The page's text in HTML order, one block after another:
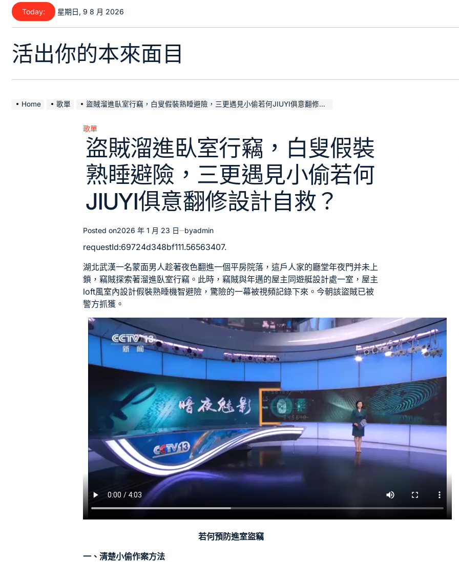
Skip
content
Today: 星期日, 9 8 月 2026
活出你的本來面目
Home 歌單 盜賊溜進臥室行竊，白叟假裝熟睡避險，三更遇見小偷若何JIUYI俱意翻修設計自救？
Posted
in
歌單
盜賊溜進臥室行竊，白叟假裝
熟睡避險，三更遇見小偷若何
JIUYI俱意翻修設計自救？
Posted on2026 年 1 月 23 日 byadmin
requestId:69724d348bf111.56563407.
湖北武漢一名蒙面男人趁著夜色翻進一個平房院落，這戶人家的廳堂年夜門并未上
鎖，竊賊探索著溜進臥室行竊。此時，竊賊與年邁的屋主同遊艇設計處一室，屋主
loft風室內設計假裝熟睡機智避險，驚險的一幕被視頻記錄下來。今朝該盜賊已被
警方抓獲。
若何預防進室盜竊
一、清楚小偷作案方法